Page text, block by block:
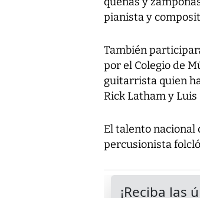
pianista y
También
por el Colegio de
guitarrista quien
Rick Latham y Luis
El talento nacional
percusionista